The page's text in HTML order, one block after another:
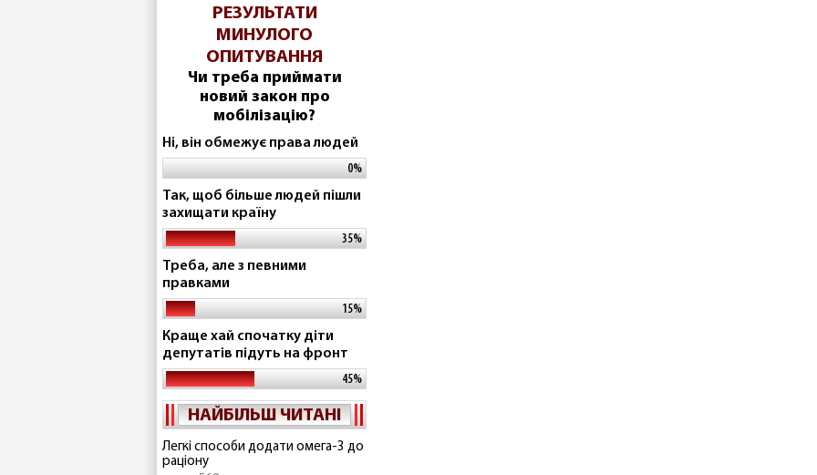
РЕЗУЛЬТАТИ
МИНУЛОГО
ОПИТУВАННЯ
Чи треба приймати
новий закон про
мобілізацію?
Ні, він обмежує права людей
0%
Так, щоб більше людей пішли
захищати країну
35%
Треба, але з певними
правками
15%
Краще хай спочатку діти
депутатів підуть на фронт
45%
НАЙБІЛЬШ ЧИТАНІ
Легкі способи додати омега-3 до
раціону